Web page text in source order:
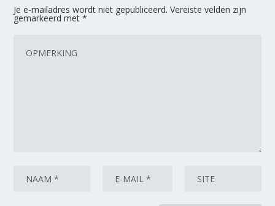
Je e-mailadres wordt niet gepubliceerd. Vereiste velden zijn
gemarkeerd met*